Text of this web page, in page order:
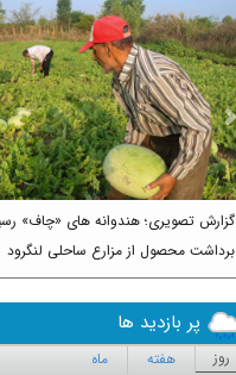
گزارش تصویری؛ هندوانه های «چاف»
برداشت محصول از مزارع ساحلی لنگرود
Next
پر بازدید ها
روز هفته ماه